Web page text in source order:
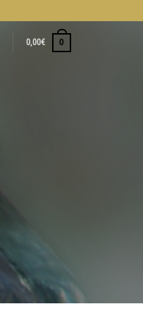
0,00€ 0